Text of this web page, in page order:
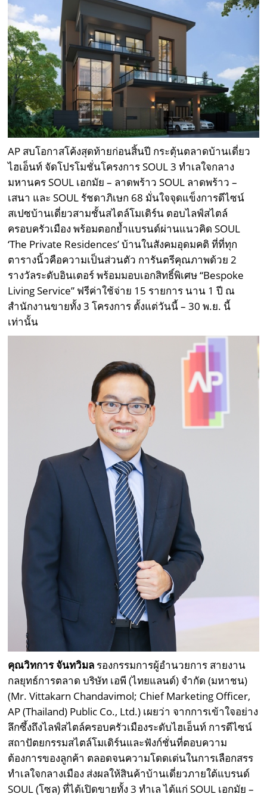
AP สบโอกาสโค้งสุดท้ายก่อนสิ้นปี กระตุ้นตลาดบ้านเดี่ยว
ไฮเอ็นท์ จัดโปรโมชั่นโครงการ SOUL 3 ทำเลใจกลาง
มหานคร SOUL เอกมัย – ลาดพร้าว SOUL ลาดพร้าว –
เสนา และ SOUL รัชดาภิเษก 68 มั่นใจจุดแข็งการดีไซน์
สเปซบ้านเดี่ยวสามชั้นสไตล์โมเดิร์น ตอบไลฟ์สไตล์
ครอบครัวเมือง พร้อมตอกย้ำแบรนด์ผ่านแนวคิด SOUL
‘The Private Residences’ บ้านในสังคมอุดมคติ ที่ที่ทุก
ตารางนิ้วคือความเป็นส่วนตัว การันตรีคุณภาพด้วย 2
รางวัลระดับอินเตอร์ พร้อมมอบเอกสิทธิ์พิเศษ “Bespoke
Living Service” ฟรีค่าใช้จ่าย 15 รายการ นาน 1 ปี ณ
สำนักงานขายทั้ง 3 โครงการ ตั้งแต่วันนี้ – 30 พ.ย. นี้
เท่านั้น
คุณวิทการ จันทวิมล รองกรรมการผู้อำนวยการ สายงาน
กลยุทธ์การตลาด บริษัท เอพี (ไทยแลนด์) จำกัด (มหาชน)
(Mr. Vittakarn Chandavimol; Chief Marketing Officer,
AP (Thailand) Public Co., Ltd.) เผยว่า จากการเข้าใจอย่าง
ลึกซึ้งถึงไลฟ์สไตล์ครอบครัวเมืองระดับไฮเอ็นท์ การดีไซน์
สถาปัตยกรรมสไตล์โมเดิร์นและฟังก์ชั่นที่ตอบความ
ต้องการของลูกค้า ตลอดจนความโดดเด่นในการเลือกสรร
ทำเลใจกลางเมือง ส่งผลให้สินค้าบ้านเดี่ยวภายใต้แบรนด์
SOUL (โซล) ที่ได้เปิดขายทั้ง 3 ทำเล ได้แก่ SOUL เอกมัย –